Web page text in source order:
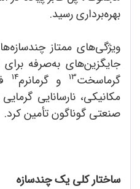
بهره‌برداری رسید.
جایگزین‌های به‌صرفه
گرماسخت13و گرمانرم14
مکانیکی، نارسانایی
صنعتی گوناگون تأمین کرد.
ساختار کلی یک چندسازه